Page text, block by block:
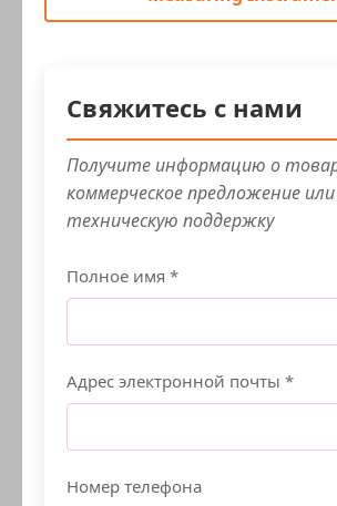
Свяжитесь с нами
Получите информацию о
коммерческое предложение или
техническую поддержку
Полное имя *
Адрес электронной почты *
Номер телефона